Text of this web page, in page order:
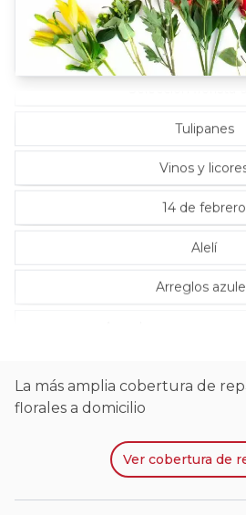
14 de febrero
Alelí
Arreglos
Rosas Rojas
Rosas
Tulipanes
Vinos y
La más amplia cobertura de
florales a domicilio
Ver cobertura de